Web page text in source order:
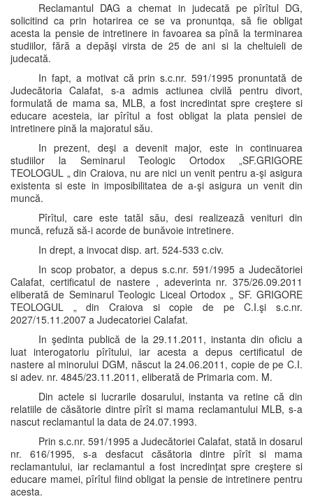
Reclamantul DAG a chemat in judecată pe pîrîtul DG,
solicitind ca prin hotarirea ce se va pronuntqa, să fie obligat
acesta la pensie de intretinere in favoarea sa pînă la terminarea
studiilor, fără a depăşi virsta de 25 de ani si la cheltuieli de
judecată.
In fapt, a motivat că prin s.c.nr. 591/1995 pronuntată de
Judecătoria Calafat, s-a admis actiunea civilă pentru divort,
formulată de mama sa, MLB, a fost incredintat spre creştere si
educare acesteia, iar pîrîtul a fost obligat la plata pensiei de
intretinere pină la majoratul său.
In prezent, deşi a devenit major, este in continuarea
studiilor la Seminarul Teologic Ortodox „SF.GRIGORE
TEOLOGUL „ din Craiova, nu are nici un venit pentru a-şi asigura
existenta si este in imposibilitatea de a-şi asigura un venit din
muncă.
Pîrîtul, care este tatăl său, desi realizează venituri din
muncă, refuză să-i acorde de bunăvoie intretinere.
In drept, a invocat disp. art. 524-533 c.civ.
In scop probator, a depus s.c.nr. 591/1995 a Judecătoriei
Calafat, certificatul de nastere , adeverinta nr. 375/26.09.2011
eliberată de Seminarul Teologic Liceal Ortodox „ SF. GRIGORE
TEOLOGUL „ din Craiova si copie de pe C.I.şi s.c.nr.
2027/15.11.2007 a Judecatoriei Calafat.
In şedinta publică de la 29.11.2011, instanta din oficiu a
luat interogatoriu pîrîtului, iar acesta a depus certificatul de
nastere al minorului DGM, născut la 24.06.2011, copie de pe C.I.
si adev. nr. 4845/23.11.2011, eliberată de Primaria com. M.
Din actele si lucrarile dosarului, instanta va retine că din
relatiile de căsătorie dintre pîrît si mama reclamantului MLB, s-a
nascut reclamantul la data de 24.07.1993.
Prin s.c.nr. 591/1995 a Judecătoriei Calafat, stată in dosarul
nr. 616/1995, s-a desfacut căsătoria dintre pîrît si mama
reclamantului, iar reclamantul a fost incredinţat spre creştere si
educare mamei, pîrîtul fiind obligat la pensie de intretinere pentru
acesta.